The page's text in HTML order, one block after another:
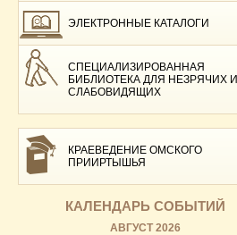
ЭЛЕКТРОННЫЕ КАТАЛОГИ
СПЕЦИАЛИЗИРОВАННАЯ
БИБЛИОТЕКА ДЛЯ НЕЗРЯЧИХ И
СЛАБОВИДЯЩИХ
КРАЕВЕДЕНИЕ ОМСКОГО
ПРИИРТЫШЬЯ
КАЛЕНДАРЬ СОБЫТИЙ
АВГУСТ 2026